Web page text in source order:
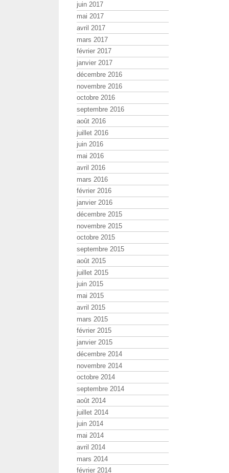
juin 2017
mai 2017
avril 2017
mars 2017
février 2017
janvier 2017
décembre 2016
novembre 2016
octobre 2016
septembre 2016
août 2016
juillet 2016
juin 2016
mai 2016
avril 2016
mars 2016
février 2016
janvier 2016
décembre 2015
novembre 2015
octobre 2015
septembre 2015
août 2015
juillet 2015
juin 2015
mai 2015
avril 2015
mars 2015
février 2015
janvier 2015
décembre 2014
novembre 2014
octobre 2014
septembre 2014
août 2014
juillet 2014
juin 2014
mai 2014
avril 2014
mars 2014
février 2014